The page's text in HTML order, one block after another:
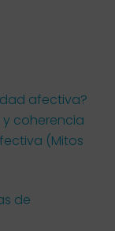
afectiva?
coherencia
(Mitos
de